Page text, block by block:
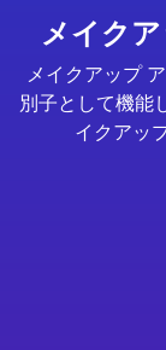
メイク
メイクアップ
別子として機能
イクアッ